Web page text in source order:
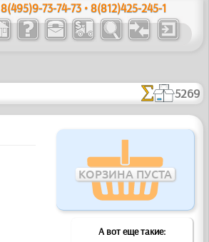
8(495)9-73-74-73 • 8(812)425-245-1
5269
КОРЗИНА ПУСТА
А вот еще такие: